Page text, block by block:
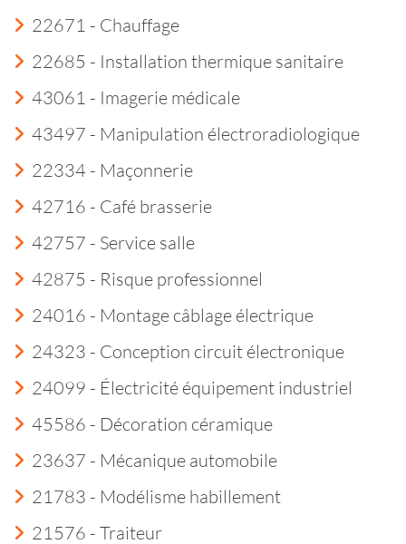
22671 - Chauffage
22685 - Installation thermique sanitaire
43061 - Imagerie médicale
43497 - Manipulation électroradiologique
22334 - Maçonnerie
42716 - Café brasserie
42757 - Service salle
42875 - Risque professionnel
24016 - Montage câblage électrique
24323 - Conception circuit électronique
24099 - Électricité équipement industriel
45586 - Décoration céramique
23637 - Mécanique automobile
21783 - Modélisme habillement
21576 - Traiteur